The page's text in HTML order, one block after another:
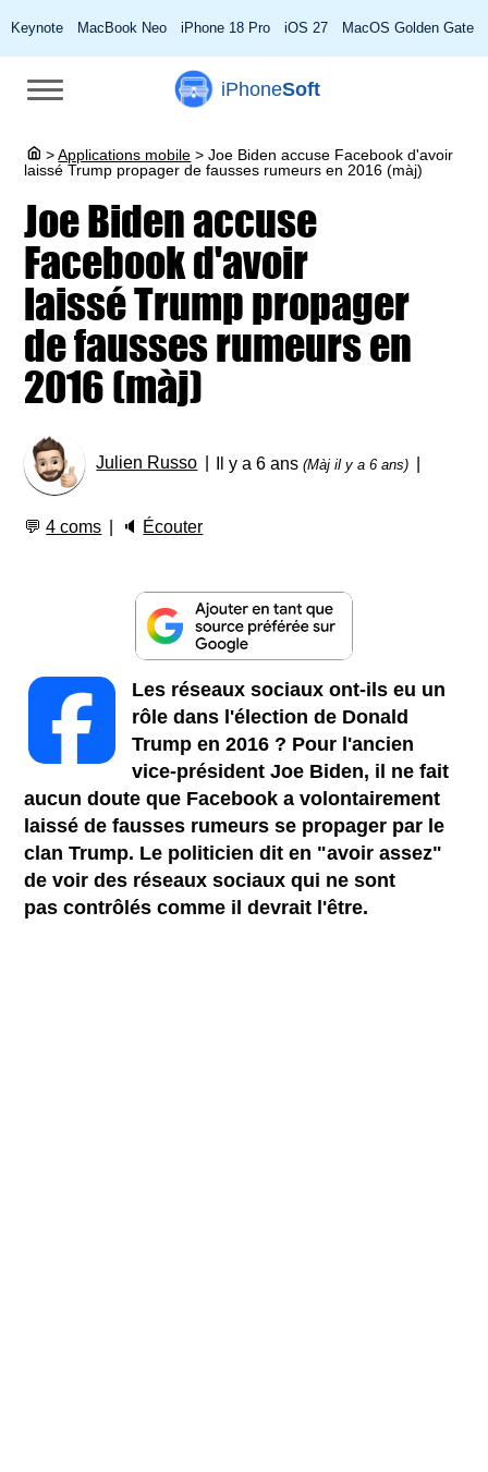
Keynote MacBook Neo iPhone 18 Pro iOS 27 MacOS Golden Gate
iPhoneSoft
> Applications mobile > Joe Biden accuse Facebook d'avoir
laissé Trump propager de fausses rumeurs en 2016 (màj)
Joe Biden accuse
Facebook d'avoir
laissé Trump propager
de fausses rumeurs en
2016 (màj)
Julien Russo Il y a 6 ans(Màj il y a 6 ans)
💬4 coms 🔈 Écouter
Les réseaux sociaux ont-ils eu un
rôle dans l'élection de Donald
Trump en 2016 ? Pour l'ancien
vice-président Joe Biden, il ne fait
aucun doute que Facebook a volontairement
laissé de fausses rumeurs se propager par le
clan Trump. Le politicien dit en "avoir assez"
de voir des réseaux sociaux qui ne sont
pas contrôlés comme il devrait l'être.